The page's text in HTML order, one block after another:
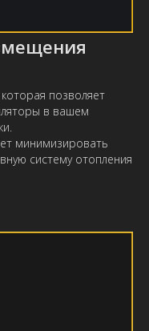
позволяет
в вашем
минимизировать
систему отопления